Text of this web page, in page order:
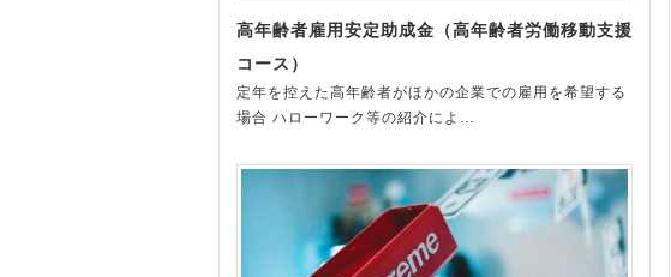
高年齢者雇用安定助成金（高年齢者労働移動支援
コース）
定年を控えた高年齢者がほかの企業での雇用を希望する
場合 ハローワーク等の紹介によ…